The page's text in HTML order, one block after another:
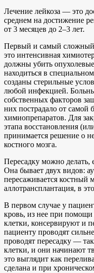
Лечение лейкоза — это
среднем на достижение
от 3 месяцев до 2–3 лет.
Первый и самый сложный
это интенсивная
должны убить
находиться в
созданы стерильные
любой инфекцией.
собственных факторов
них пострадало от самой
химиопрепаратов. Для
этапа восстановления
принимается решение о
костного мозга.
Пересадку можно делать,
Она бывает двух видов:
пересаживается костный
аллотрансплантация, в
В первом случае у
кровь, из нее при помощи
клетки, консервируют и
пациенту проводят
проводят пересадку —
клетки, и они начинают
это выглядит как
сделана и при